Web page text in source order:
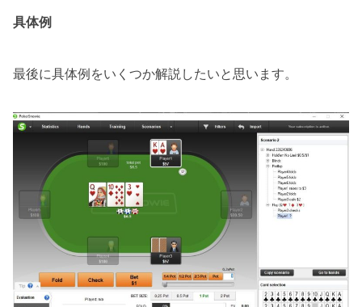
具体例
最後に具体例をいくつか解説したいと思います。